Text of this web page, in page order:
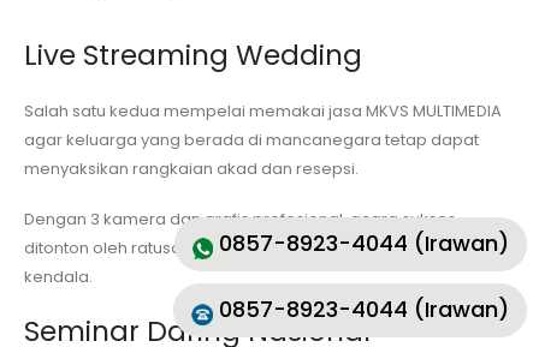
Live Streaming Wedding
Salah satu kedua mempelai memakai jasa MKVS MULTIMEDIA
agar keluarga yang berada di mancanegara tetap dapat
menyaksikan rangkaian akad dan resepsi.
Dengan 3 kamera dan grafis profesional, acara sukses
ditonton oleh ratusan pemirsa dengan serempak tanpa
kendala.
Seminar Daring Nasional
0857-8923-4044 (Irawan)
0857-8923-4044 (Irawan)